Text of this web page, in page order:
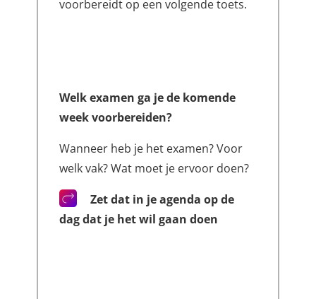
voorbereidt op een volgende toets.
Welk examen ga je de komende
week voorbereiden?
Wanneer heb je het examen? Voor
welk vak? Wat moet je ervoor doen?
Zet dat in je agenda op de
dag dat je het wil gaan doen